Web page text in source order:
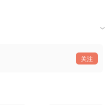
ノシスマイク』始動！前代未聞の声優×ラッ
』
イムで魅了する‼︎
关注